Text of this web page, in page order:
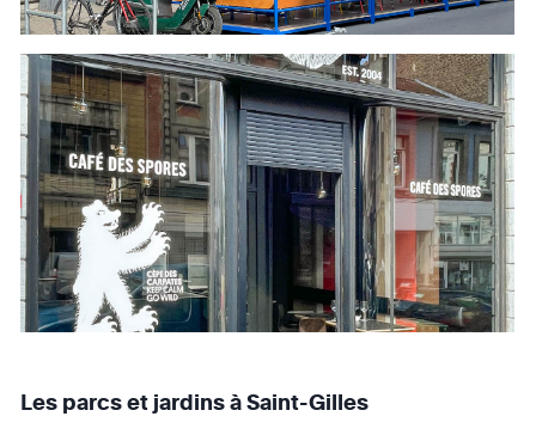
Les parcs et jardins à Saint-Gilles